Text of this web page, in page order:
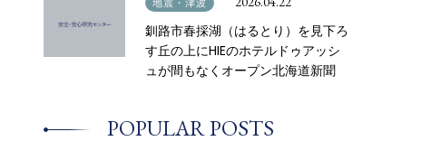
釧路市春採湖（はるとり）を見下ろ
す丘の上にHIEのホテルドゥアッシ
ュが間もなくオープン北海道新聞
POPULAR POSTS